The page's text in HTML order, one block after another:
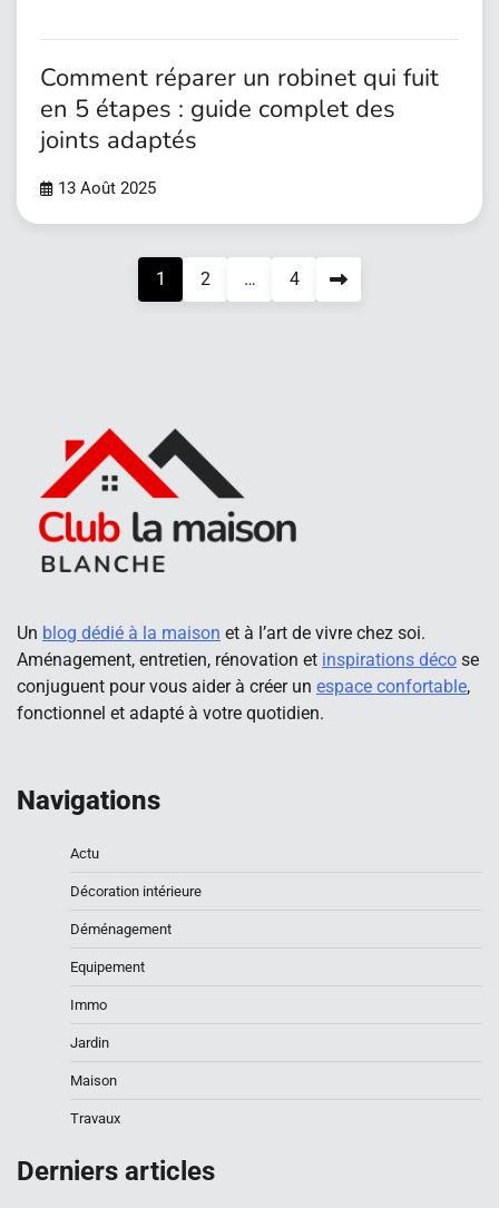
Comment réparer un robinet qui fuit
en 5 étapes : guide complet des
joints adaptés
13 Août 2025
1 2 … 4
Un blog dédié à la maison et à l’art de vivre chez soi.
Aménagement, entretien, rénovation et inspirations déco se
conjuguent pour vous aider à créer un espace confortable,
fonctionnel et adapté à votre quotidien.
Navigations
Actu
Décoration intérieure
Déménagement
Equipement
Immo
Jardin
Maison
Travaux
Derniers articles